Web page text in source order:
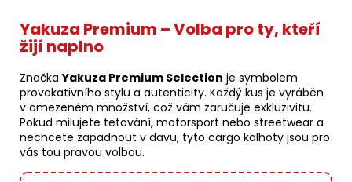
Yakuza Premium – Volba pro ty, kteří
žijí naplno
ZnačkaYakuza Premium Selection je symbolem
provokativního stylu a autenticity. Každý kus je vyráběn
v omezeném množství, což vám zaručuje exkluzivitu.
Pokud milujete tetování, motorsport nebo streetwear a
nechcete zapadnout v davu, tyto cargo kalhoty jsou pro
vás tou pravou volbou.